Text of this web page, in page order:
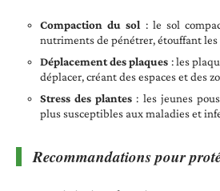
Compaction du sol : le sol
nutriments de pénétrer, étouffant les
Déplacement des plaques : les
déplacer, créant des espaces et des
Stress des plantes : les jeunes
plus susceptibles aux maladies et
Recommandations pour